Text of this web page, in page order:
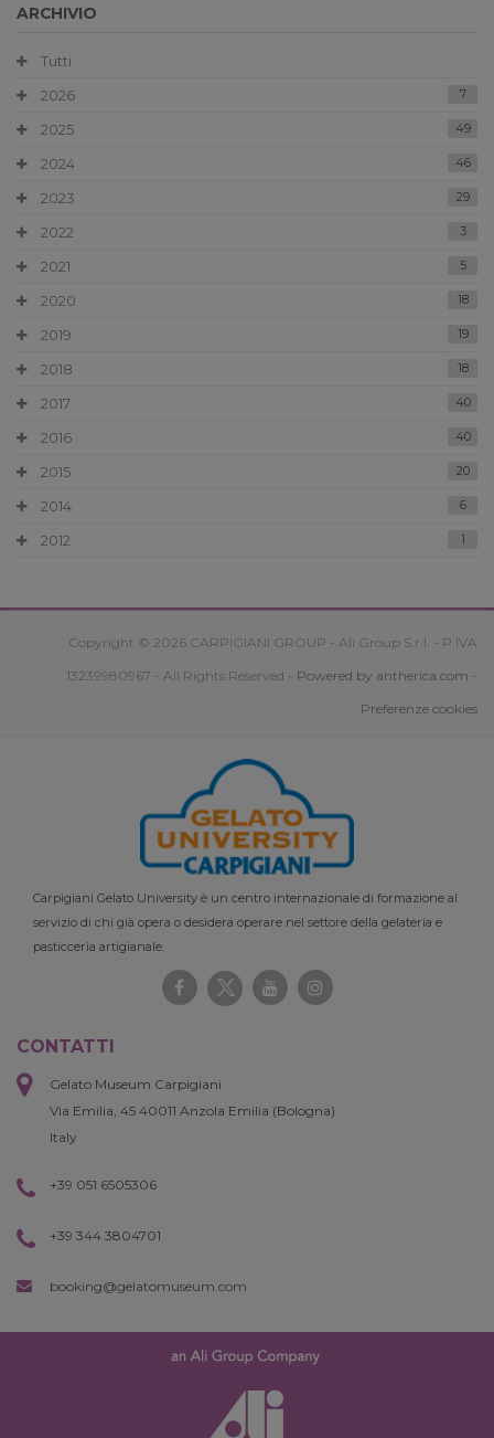
ARCHIVIO
Tutti
2026
7
2025 49
2024 46
2023 29
2022 3
2021 5
2020 18
2019 19
2018 18
2017 40
2016 40
2015 20
2014 6
2012 1
Copyright © 2026 CARPIGIANI GROUP - Ali Group S.r.l. - P.IVA
13239980967 - All Rights Reserved - Powered by antherica.com -
Preferenze cookies
Carpigiani Gelato University è un centro internazionale di formazione al
servizio di chi già opera o desidera operare nel settore della gelateria e
pasticceria artigianale.
CONTATTI
Gelato Museum Carpigiani
Via Emilia, 45 40011 Anzola Emilia (Bologna)
Italy
+39 051 6505306
+39 344 3804701
booking@gelatomuseum.com